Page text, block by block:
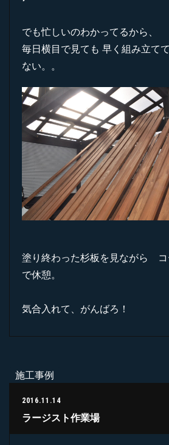
でも忙しいのわかってるから、
毎日横目で見ても 早く組み立て
ない。。
塗り終わった杉板を見ながら コ
で休憩。
気合入れて、がんばろ！
施工事例
2016.11.14
ラージスト作業場